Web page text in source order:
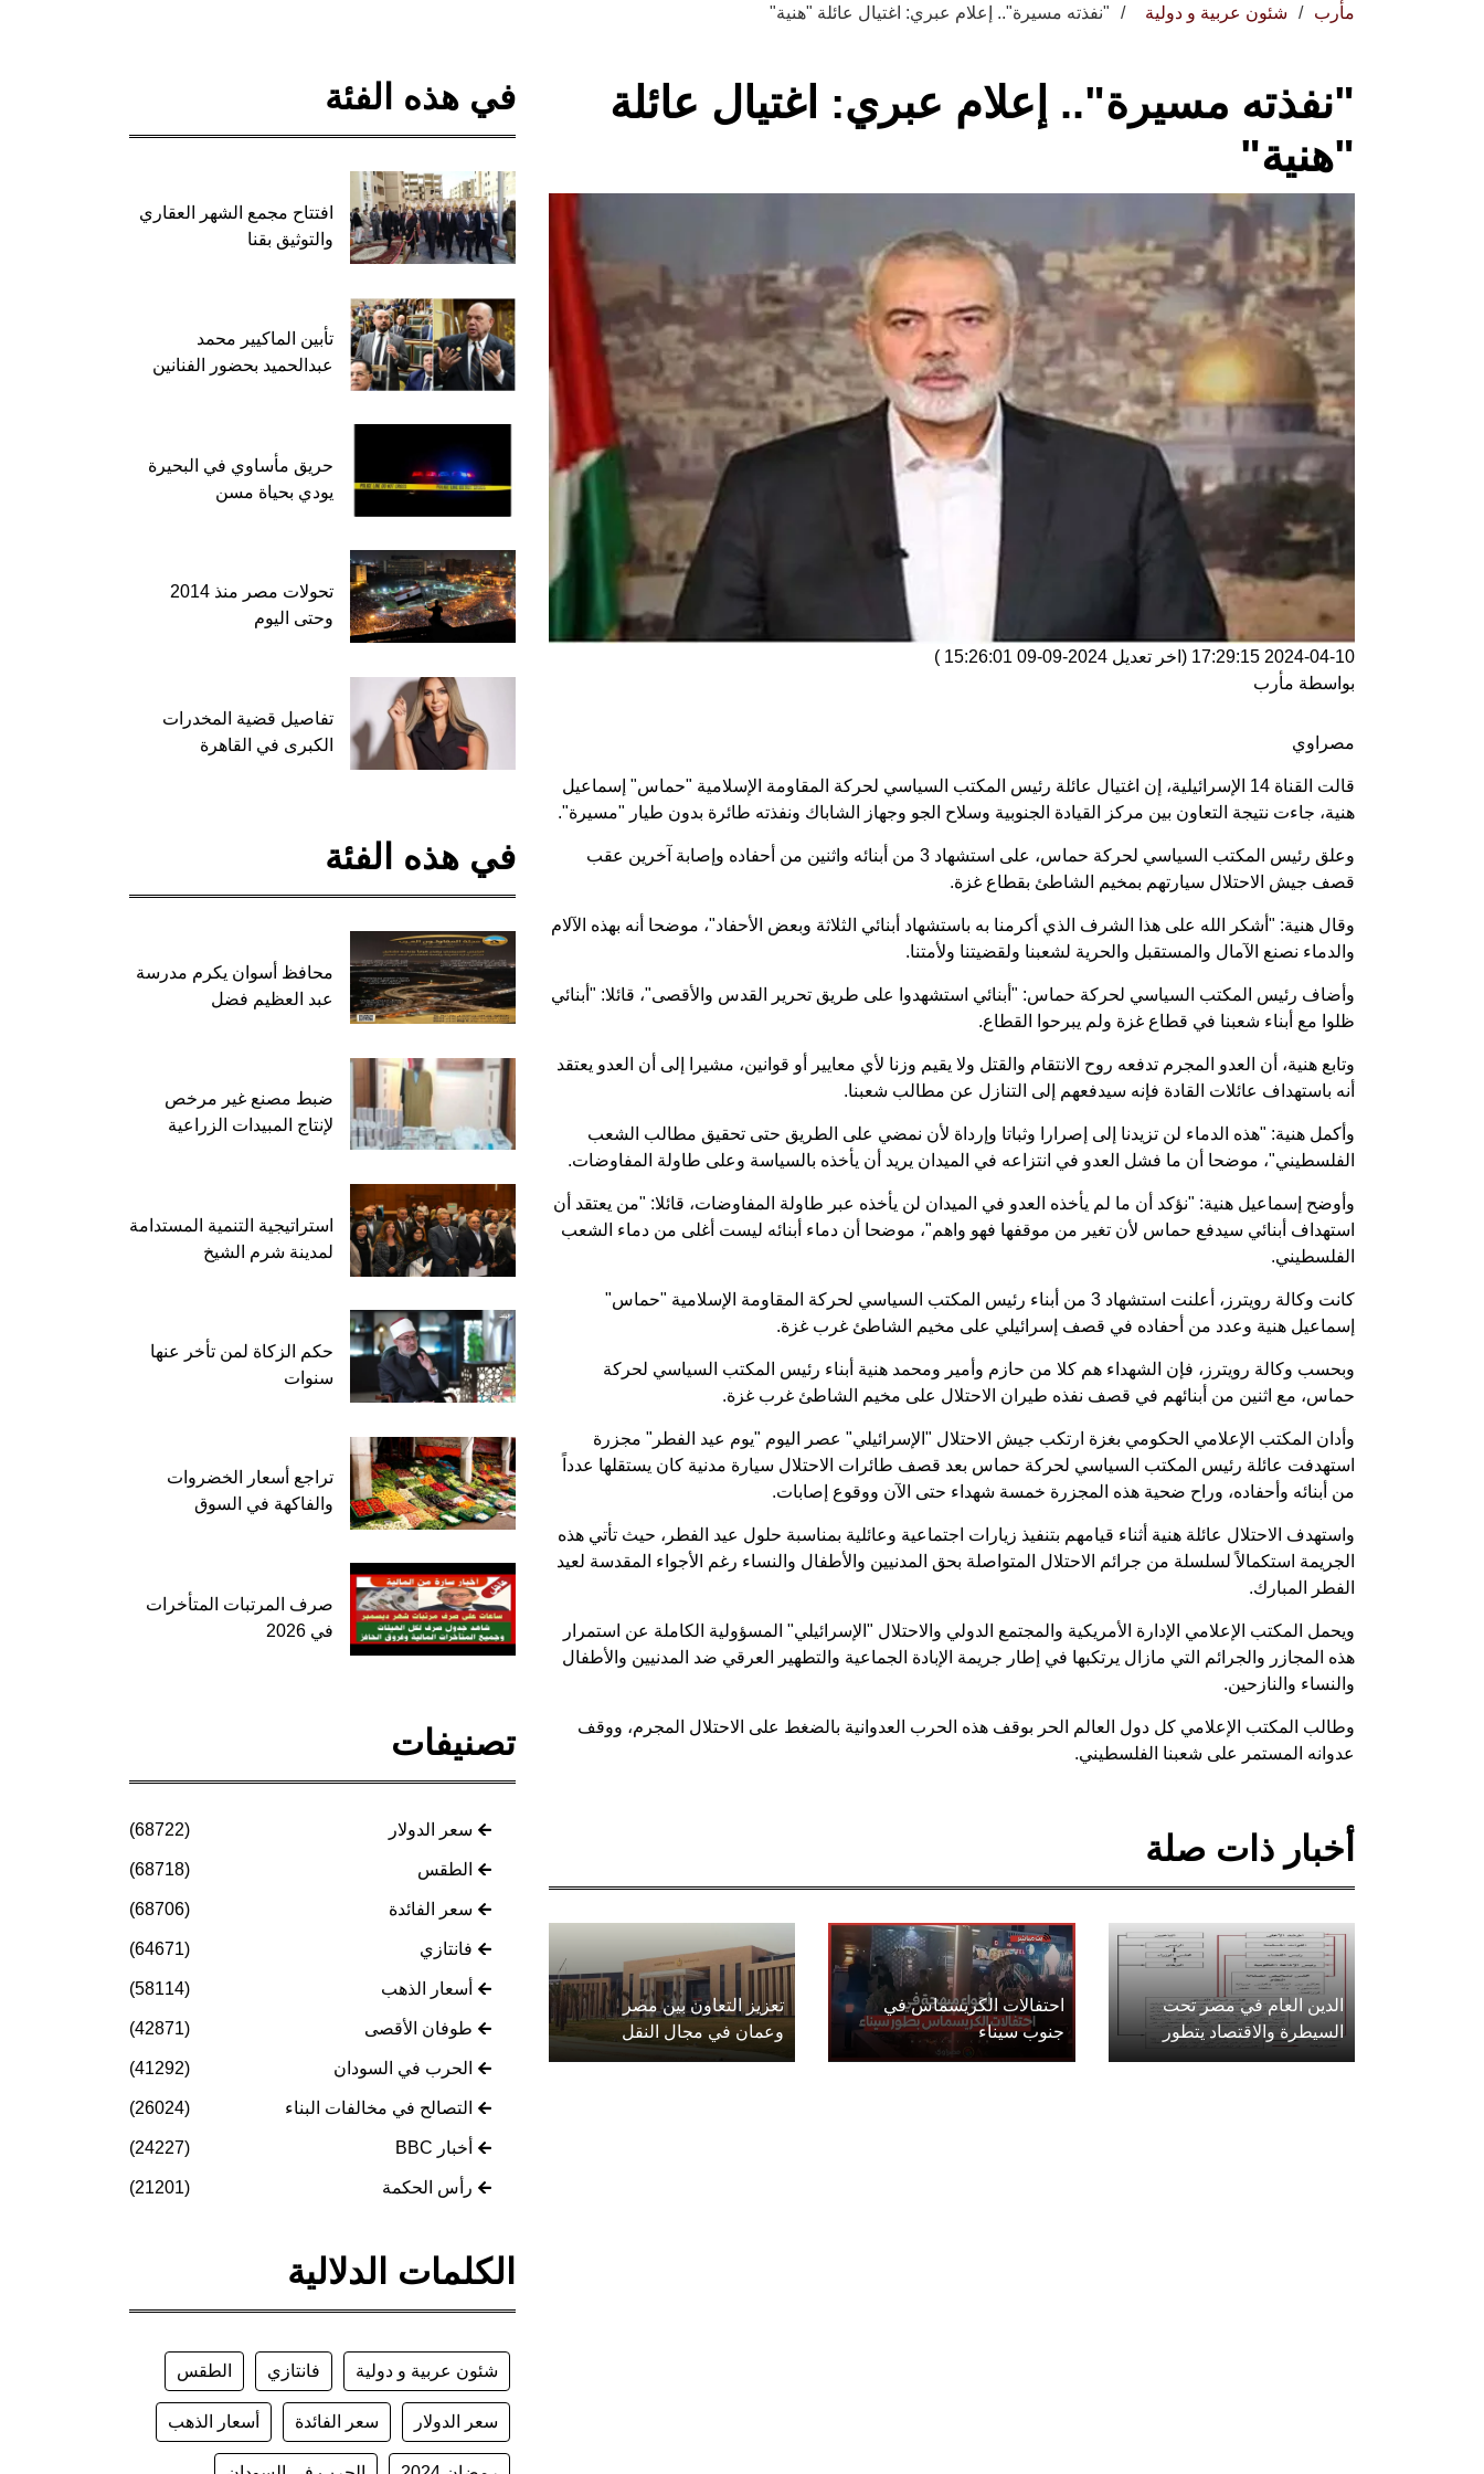
مأرب شئون عربية و دولية "نفذته مسيرة".. إعلام عبري: اغتيال عائلة "هنية"
"نفذته مسيرة".. إعلام عبري: اغتيال عائلة
"هنية"
2024-04-10 17:29:15 (اخر تعديل 2024-09-09 15:26:01
)
بواسطة مأرب
مصراوي
قالت القناة 14 الإسرائيلية، إن اغتيال عائلة رئيس المكتب السياسي لحركة المقاومة الإسلامية "حماس" إسماعيل
هنية، جاءت نتيجة التعاون بين مركز القيادة الجنوبية وسلاح الجو وجهاز الشاباك ونفذته طائرة بدون طيار "مسيرة".
وعلق رئيس المكتب السياسي لحركة حماس، على استشهاد 3 من أبنائه واثنين من أحفاده وإصابة آخرين عقب
قصف جيش الاحتلال سيارتهم بمخيم الشاطئ بقطاع غزة.
وقال هنية: "أشكر الله على هذا الشرف الذي أكرمنا به باستشهاد أبنائي الثلاثة وبعض الأحفاد"، موضحا أنه بهذه الآلام
والدماء نصنع الآمال والمستقبل والحرية لشعبنا ولقضيتنا ولأمتنا.
وأضاف رئيس المكتب السياسي لحركة حماس: "أبنائي استشهدوا على طريق تحرير القدس والأقصى"، قائلا: "أبنائي
ظلوا مع أبناء شعبنا في قطاع غزة ولم يبرحوا القطاع.
وتابع هنية، أن العدو المجرم تدفعه روح الانتقام والقتل ولا يقيم وزنا لأي معايير أو قوانين، مشيرا إلى أن العدو يعتقد
أنه باستهداف عائلات القادة فإنه سيدفعهم إلى التنازل عن مطالب شعبنا.
وأكمل هنية: "هذه الدماء لن تزيدنا إلى إصرارا وثباتا وإرداة لأن نمضي على الطريق حتى تحقيق مطالب الشعب
الفلسطيني"، موضحا أن ما فشل العدو في انتزاعه في الميدان يريد أن يأخذه بالسياسة وعلى طاولة المفاوضات.
وأوضح إسماعيل هنية: "نؤكد أن ما لم يأخذه العدو في الميدان لن يأخذه عبر طاولة المفاوضات، قائلا: "من يعتقد أن
استهداف أبنائي سيدفع حماس لأن تغير من موقفها فهو واهم"، موضحا أن دماء أبنائه ليست أغلى من دماء الشعب
الفلسطيني.
كانت وكالة رويترز، أعلنت استشهاد 3 من أبناء رئيس المكتب السياسي لحركة المقاومة الإسلامية "حماس"
إسماعيل هنية وعدد من أحفاده في قصف إسرائيلي على مخيم الشاطئ غرب غزة.
وبحسب وكالة رويترز، فإن الشهداء هم كلا من حازم وأمير ومحمد هنية أبناء رئيس المكتب السياسي لحركة
حماس، مع اثنين من أبنائهم في قصف نفذه طيران الاحتلال على مخيم الشاطئ غرب غزة.
وأدان المكتب الإعلامي الحكومي بغزة ارتكب جيش الاحتلال "الإسرائيلي" عصر اليوم "يوم عيد الفطر" مجزرة
استهدفت عائلة رئيس المكتب السياسي لحركة حماس بعد قصف طائرات الاحتلال سيارة مدنية كان يستقلها عدداً
من أبنائه وأحفاده، وراح ضحية هذه المجزرة خمسة شهداء حتى الآن ووقوع إصابات.
واستهدف الاحتلال عائلة هنية أثناء قيامهم بتنفيذ زيارات اجتماعية وعائلية بمناسبة حلول عيد الفطر، حيث تأتي هذه
الجريمة استكمالاً لسلسلة من جرائم الاحتلال المتواصلة بحق المدنيين والأطفال والنساء رغم الأجواء المقدسة لعيد
الفطر المبارك.
ويحمل المكتب الإعلامي الإدارة الأمريكية والمجتمع الدولي والاحتلال "الإسرائيلي" المسؤولية الكاملة عن استمرار
هذه المجازر والجرائم التي مازال يرتكبها في إطار جريمة الإبادة الجماعية والتطهير العرقي ضد المدنيين والأطفال
والنساء والنازحين.
وطالب المكتب الإعلامي كل دول العالم الحر بوقف هذه الحرب العدوانية بالضغط على الاحتلال المجرم، ووقف
عدوانه المستمر على شعبنا الفلسطيني.
أخبار ذات صلة
الدين العام في مصر تحت
السيطرة والاقتصاد يتطور
احتفالات الكريسماس في
جنوب سيناء
تعزيز التعاون بين مصر
وعمان في مجال النقل
في هذه الفئة
افتتاح مجمع الشهر العقاري
والتوثيق بقنا
تأبين الماكيير محمد
عبدالحميد بحضور الفنانين
حريق مأساوي في البحيرة
يودي بحياة مسن
تحولات مصر منذ 2014
وحتى اليوم
تفاصيل قضية المخدرات
الكبرى في القاهرة
في هذه الفئة
محافظ أسوان يكرم مدرسة
عبد العظيم فضل
ضبط مصنع غير مرخص
لإنتاج المبيدات الزراعية
استراتيجية التنمية المستدامة
لمدينة شرم الشيخ
حكم الزكاة لمن تأخر عنها
سنوات
تراجع أسعار الخضروات
والفاكهة في السوق
صرف المرتبات المتأخرات
في 2026
تصنيفات
سعر الدولار (68722)
الطقس (68718)
سعر الفائدة (68706)
فانتازي (64671)
أسعار الذهب (58114)
طوفان الأقصى (42871)
الحرب في السودان (41292)
التصالح في مخالفات البناء (26024)
أخبار BBC (24227)
رأس الحكمة (21201)
الكلمات الدلالية
شئون عربية و دولية فانتازي الطقس
سعر الدولار سعر الفائدة أسعار الذهب